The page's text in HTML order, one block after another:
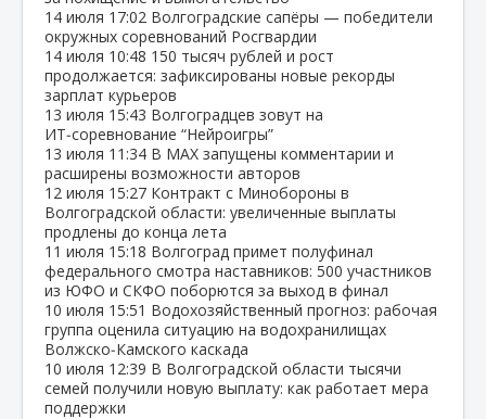
14 июля 17:02 Волгоградские сапёры — победители
окружных соревнований Росгвардии
14 июля 10:48 150 тысяч рублей и рост
продолжается: зафиксированы новые рекорды
зарплат курьеров
13 июля 15:43 Волгоградцев зовут на
ИТ‑соревнование “Нейроигры”
13 июля 11:34 В МАХ запущены комментарии и
расширены возможности авторов
12 июля 15:27 Контракт с Минобороны в
Волгоградской области: увеличенные выплаты
продлены до конца лета
11 июля 15:18 Волгоград примет полуфинал
федерального смотра наставников: 500 участников
из ЮФО и СКФО поборются за выход в финал
10 июля 15:51 Водохозяйственный прогноз: рабочая
группа оценила ситуацию на водохранилищах
Волжско‑Камского каскада
10 июля 12:39 В Волгоградской области тысячи
семей получили новую выплату: как работает мера
поддержки